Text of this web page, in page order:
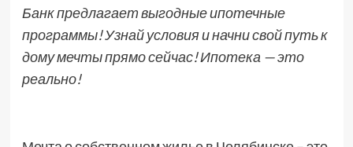
Банк предлагает выгодные ипотечные
программы! Узнай условия и начни свой путь к
дому мечты прямо сейчас! Ипотека — это
реально!